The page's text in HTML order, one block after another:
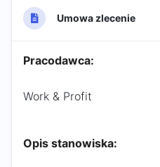
Umowa zlecenie
Pracodawca:
Work & Profit
Opis stanowiska: